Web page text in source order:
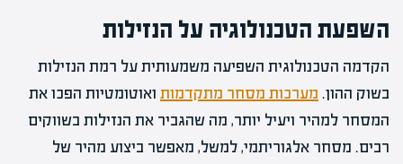
השפעת הטכנולוגיה על הנזילות
הקדמה הטכנולוגית השפיעה משמעותית על רמת הנזילות
בשוק ההון. מערכות מסחר מתקדמות ואוטומטיות הפכו את
המסחר למהיר ויעיל יותר, מה שהגביר את הנזילות בשווקים
רבים. מסחר אלגוריתמי, למשל, מאפשר ביצוע מהיר של